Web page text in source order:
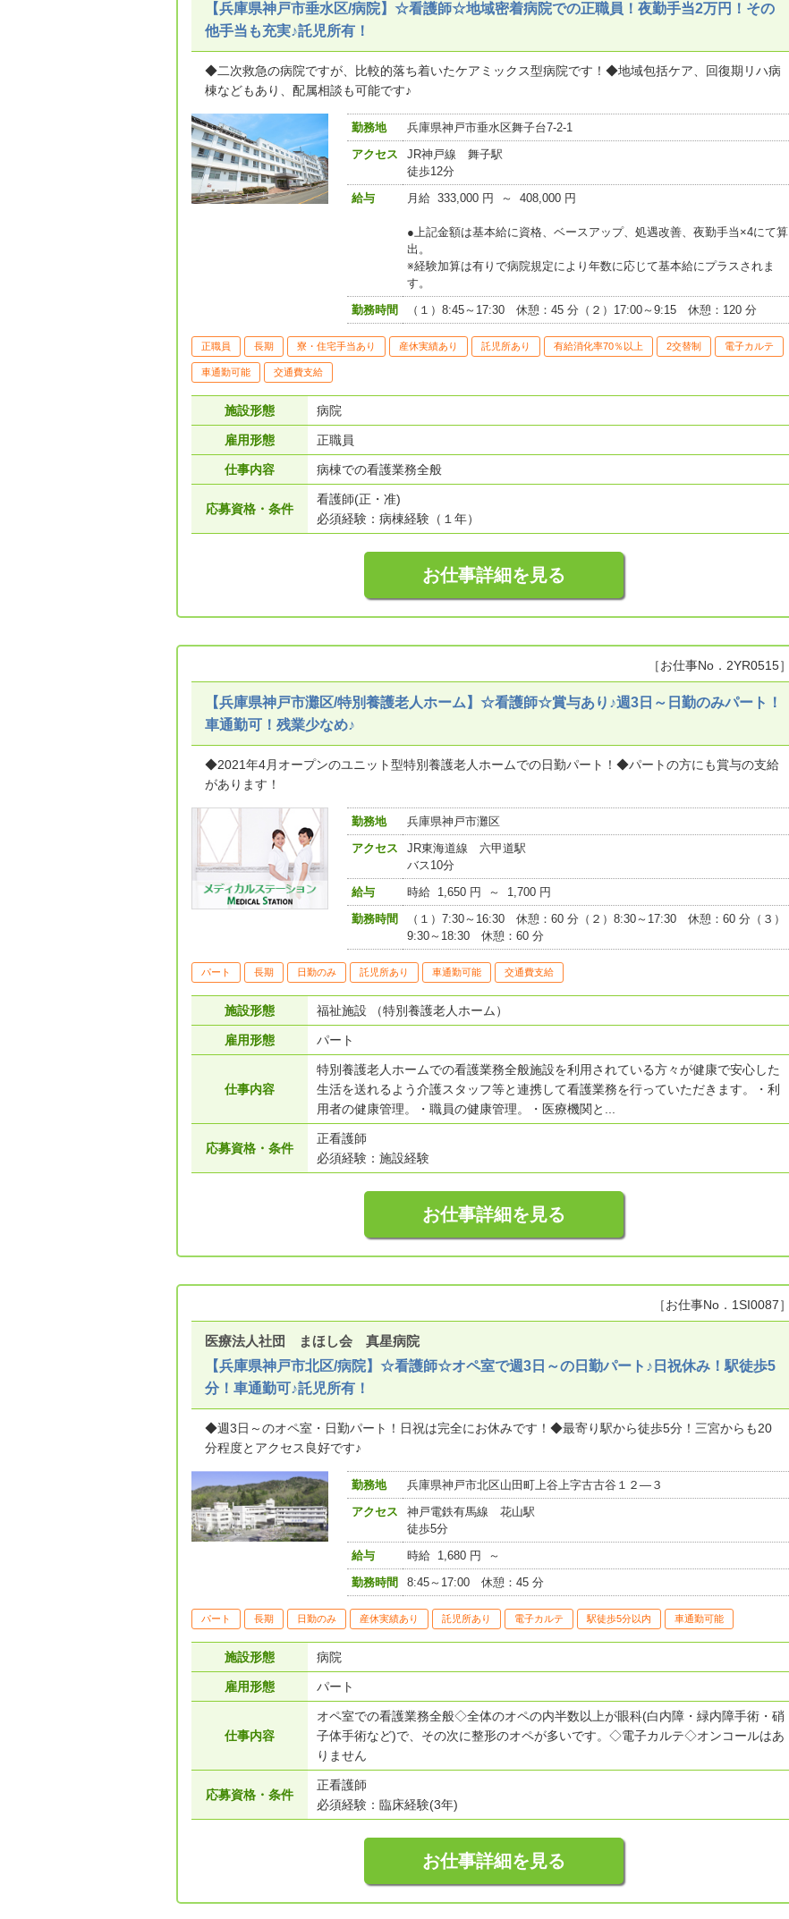
【兵庫県神戸市垂水区/病院】☆看護師☆地域密着病院での正職員！夜勤手当2万円！その
他手当も充実♪託児所有！
◆二次救急の病院ですが、比較的落ち着いたケアミックス型病院です！◆地域包括ケア、回復期リハ病
棟などもあり、配属相談も可能です♪
勤務地
兵庫県神戸市垂水区舞子台7-2-1
アクセス
JR神戸線 舞子駅
徒歩12分
給与
月給 333,000 円 ～ 408,000 円
●上記金額は基本給に資格、ベースアップ、処遇改善、夜勤手当×4にて算
出。
※経験加算は有りで病院規定により年数に応じて基本給にプラスされま
す。
勤務時間
（１）8:45～17:30 休憩：45 分（２）17:00～9:15 休憩：120 分
正職員 長期 寮・住宅手当あり 産休実績あり 託児所あり 有給消化率70％以上 2交替制 電子カルテ
車通勤可能 交通費支給
施設形態 病院
雇用形態 正職員
仕事内容 病棟での看護業務全般
応募資格・条件
看護師(正・准)
必須経験：病棟経験（１年）
お仕事詳細を見る
［お仕事No．2YR0515］
【兵庫県神戸市灘区/特別養護老人ホーム】☆看護師☆賞与あり♪週3日～日勤のみパート！
車通勤可！残業少なめ♪
◆2021年4月オープンのユニット型特別養護老人ホームでの日勤パート！◆パートの方にも賞与の支給
があります！
勤務地
兵庫県神戸市灘区
アクセス
JR東海道線 六甲道駅
バス10分
給与
時給 1,650 円 ～ 1,700 円
勤務時間
（１）7:30～16:30 休憩：60 分（２）8:30～17:30 休憩：60 分（３）
9:30～18:30 休憩：60 分
パート 長期 日勤のみ 託児所あり 車通勤可能 交通費支給
施設形態 福祉施設 （特別養護老人ホーム）
雇用形態 パート
仕事内容
特別養護老人ホームでの看護業務全般施設を利用されている方々が健康で安心した
生活を送れるよう介護スタッフ等と連携して看護業務を行っていただきます。・利
用者の健康管理。・職員の健康管理。・医療機関と...
応募資格・条件
正看護師
必須経験：施設経験
お仕事詳細を見る
［お仕事No．1SI0087］
医療法人社団 まほし会 真星病院
【兵庫県神戸市北区/病院】☆看護師☆オペ室で週3日～の日勤パート♪日祝休み！駅徒歩5
分！車通勤可♪託児所有！
◆週3日～のオペ室・日勤パート！日祝は完全にお休みです！◆最寄り駅から徒歩5分！三宮からも20
分程度とアクセス良好です♪
勤務地
兵庫県神戸市北区山田町上谷上字古古谷１２―３
アクセス
神戸電鉄有馬線 花山駅
徒歩5分
給与
時給 1,680 円 ～
勤務時間
8:45～17:00 休憩：45 分
パート 長期 日勤のみ 産休実績あり 託児所あり 電子カルテ 駅徒歩5分以内 車通勤可能
施設形態 病院
雇用形態 パート
仕事内容
オペ室での看護業務全般◇全体のオペの内半数以上が眼科(白内障・緑内障手術・硝
子体手術など)で、その次に整形のオペが多いです。◇電子カルテ◇オンコールはあ
りません
応募資格・条件
正看護師
必須経験：臨床経験(3年)
お仕事詳細を見る